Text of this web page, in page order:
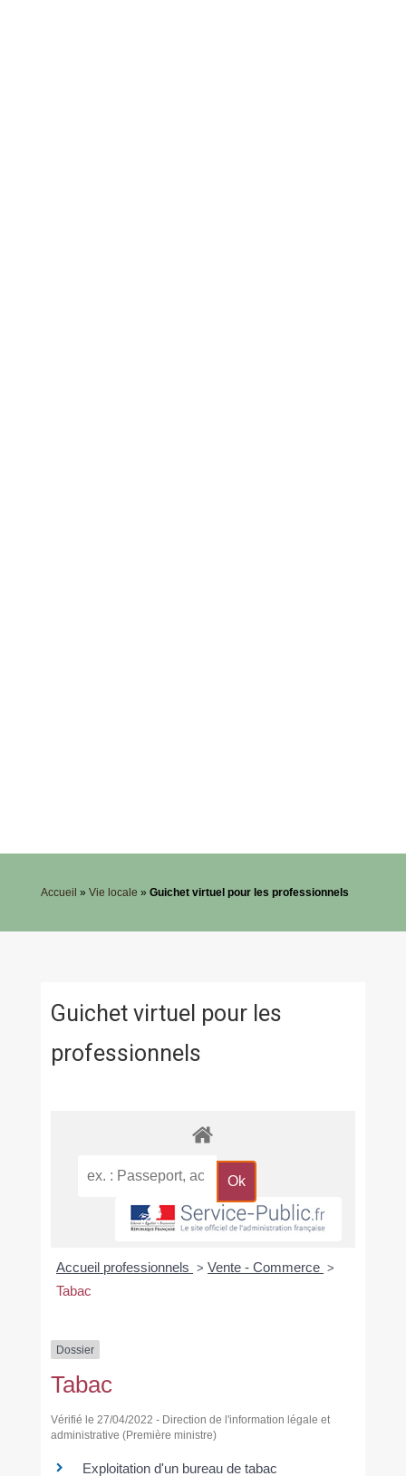
Accueil » Vie locale » Guichet virtuel pour les professionnels
Guichet virtuel pour les
professionnels
Accueil professionnels > Vente - Commerce >
Tabac
Dossier
Tabac
Vérifié le 27/04/2022 - Direction de l'information légale et
administrative (Première ministre)
Exploitation d'un bureau de tabac